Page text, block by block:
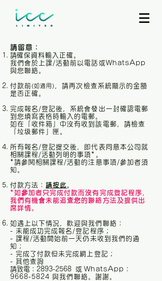
請留意：
​請確保資料輸入正確。
我們會於上課/活動前以電話或WhatsApp
與您聯絡。​
付款前(如適用)
，請再次檢查系統顯示的金額
是否正確。
完成報名/登記後，系統會發出一封確認電郵
到您填寫表格時輸入的電郵。
如在「收件箱」中沒有收到該電郵，請檢查
「垃圾郵件」匣。
​所有報名/登記提交後，即代表同意本公司就
相關課程/活動列明的事項*。
*請參閱相關課程/活動的注意事項/參加者須
知。
付款方法：請按此。​
*如參加者只完成付款而沒有完成登記程序，
我們有機會未能追查您的聯絡方法及提供出
席詳情。
如遇上以下情況，歡迎與我們聯絡：
- 未能成功完成報名/登記程序；
- 課程/活動開始前一天仍未收到我們的通
知；
- 完成了付款但未完成網上登記；
- 其他查詢
請致電：2893-2568 或 WhatsApp：
9668-5824 與我們聯絡。謝謝。